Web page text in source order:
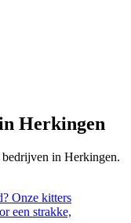
Herkingen
in Herkingen.
Onze kitters
een strakke,